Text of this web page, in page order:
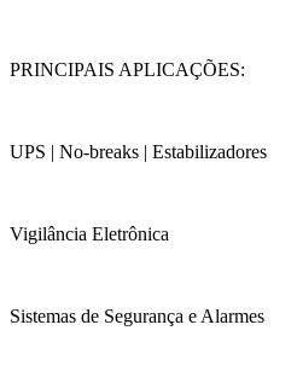
PRINCIPAIS APLICAÇÕES:
UPS | No-breaks | Estabilizadores
Vigilância Eletrônica
Sistemas de Segurança e Alarmes